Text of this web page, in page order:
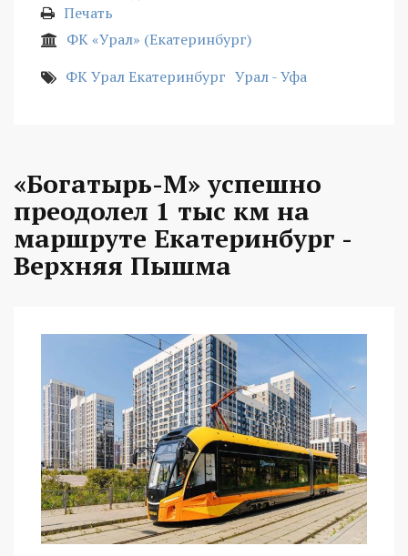
Печать
ФК «Урал» (Екатеринбург)
ФК Урал Екатеринбург Урал - Уфа
«Богатырь-М» успешно
преодолел 1 тыс км на
маршруте Екатеринбург -
Верхняя Пышма